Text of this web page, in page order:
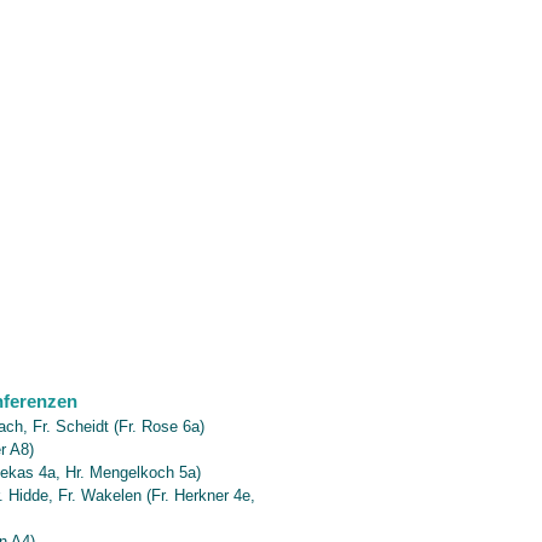
Fr. Scheidt (Fr. Rose 6a)
A8)
4a, Hr. Mengelkoch 5a)
Hidde, Fr. Wakelen (Fr. Herkner 4e,